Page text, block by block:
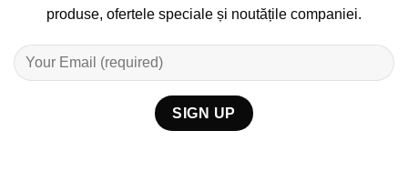
produse, ofertele speciale și noutățile companiei.